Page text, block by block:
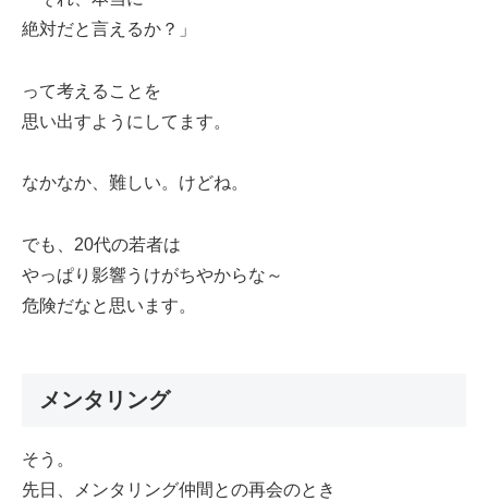
絶対だと言えるか？」
って考えることを
思い出すようにしてます。
なかなか、難しい。けどね。
でも、20代の若者は
やっぱり影響うけがちやからな～
危険だなと思います。
メンタリング
そう。
先日、メンタリング仲間との再会のとき